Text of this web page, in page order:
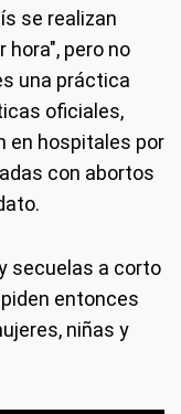
se realizan
pero no
una práctica
oficiales,
en hospitales por
con abortos
secuelas a corto
entonces
niñas y